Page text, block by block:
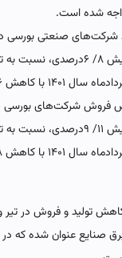
صنعتی بورسی
شرکت‌های بورسی در
تولید و فروش در تیر
صنایع عنوان شده که